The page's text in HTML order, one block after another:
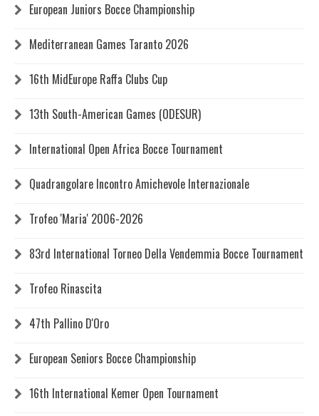
European Juniors Bocce Championship
Mediterranean Games Taranto 2026
16th MidEurope Raffa Clubs Cup
13th South-American Games (ODESUR)
International Open Africa Bocce Tournament
Quadrangolare Incontro Amichevole Internazionale
Trofeo 'Maria' 2006-2026
83rd International Torneo Della Vendemmia Bocce Tournament
Trofeo Rinascita
47th Pallino D'Oro
European Seniors Bocce Championship
16th International Kemer Open Tournament